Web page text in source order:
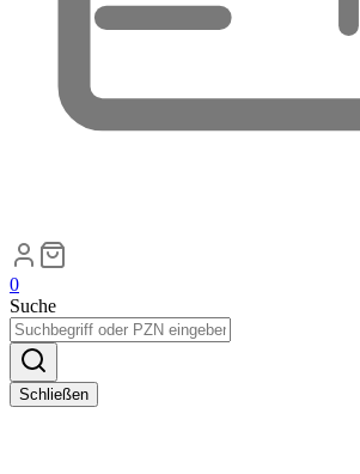
0
Suche
Schließen